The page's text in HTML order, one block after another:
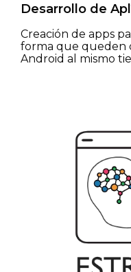
Desarrollo de
Creación de apps
forma que queden
Android al mismo